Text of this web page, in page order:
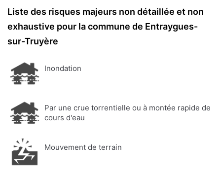
Liste des risques majeurs non détaillée et non
exhaustive pour la commune de Entraygues-
sur-Truyère
Inondation
Par une crue torrentielle ou à montée rapide de
cours d'eau
Mouvement de terrain